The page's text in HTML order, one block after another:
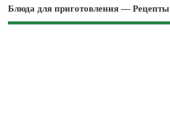
Блюда для приготовления — Рецепты